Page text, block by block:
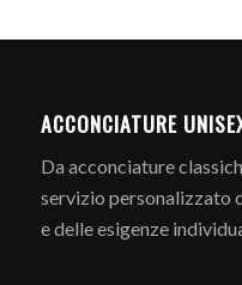
ACCONCIATURE
Da acconciature
servizio personalizzato
e delle esigenze